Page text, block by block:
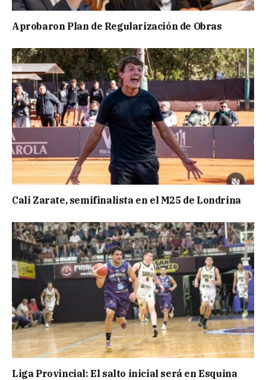
Aprobaron Plan de Regularización de Obras
Cali Zarate, semifinalista en el M25 de Londrina
Liga Provincial: El salto inicial será en Esquina